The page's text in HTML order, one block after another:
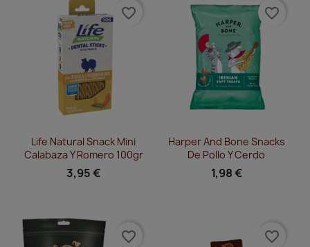
Vista rápida
Life Natural Snack Mini
Calabaza Y Romero 100gr
3,95 €
favorite_border
 Vista rápida
Harper And Bone Snacks
De Pollo Y Cerdo
1,98 €
favorite_border
favorite_border favorite_border